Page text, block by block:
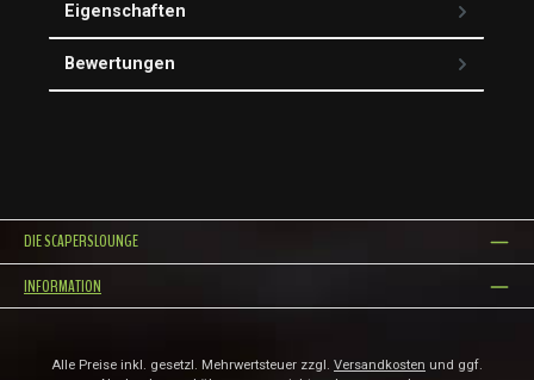
Eigenschaften
Bewertungen
DIE SCAPERSLOUNGE
INFORMATION
Alle Preise inkl. gesetzl. Mehrwertsteuer zzgl. Versandkosten und ggf.